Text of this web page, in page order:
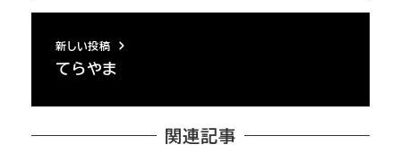
新しい投稿
てらやま
関連記事